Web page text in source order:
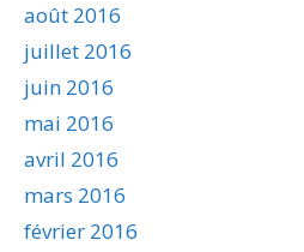
août 2016
juillet 2016
juin 2016
mai 2016
avril 2016
mars 2016
février 2016